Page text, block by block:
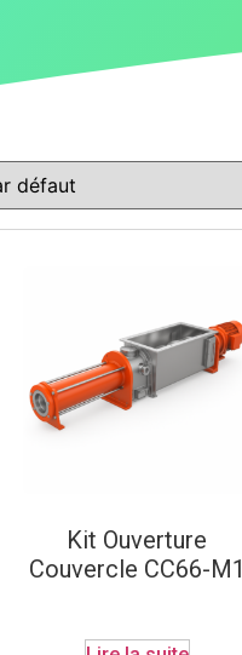
Kit Ouverture
Couvercle CC66-M1